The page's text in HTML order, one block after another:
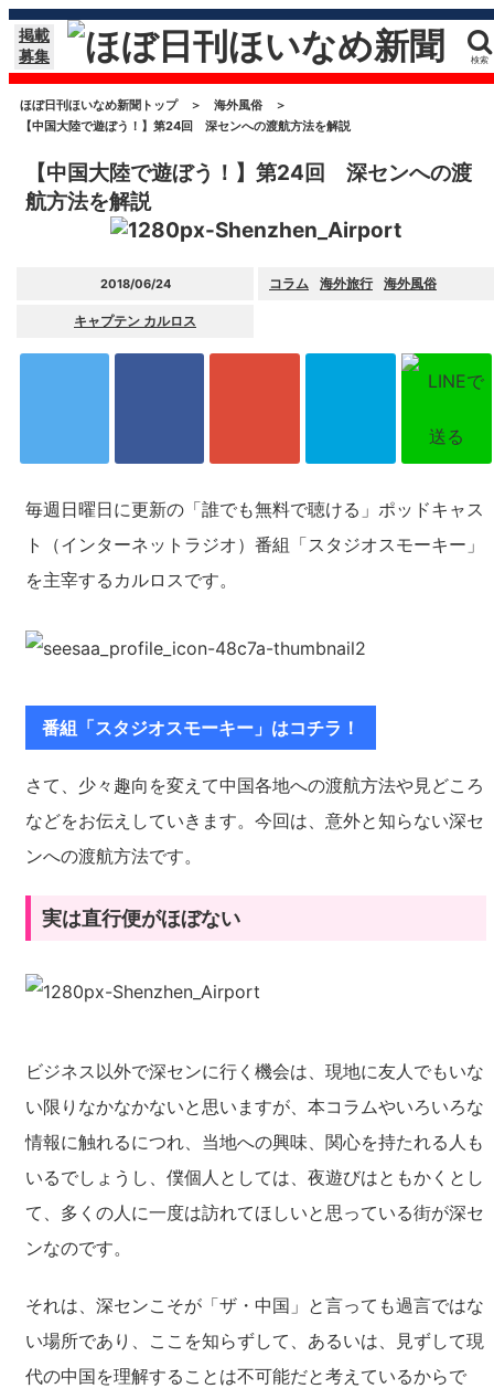
掲載
募集
検索
ほぼ日刊ほいなめ新聞トップ ＞ 海外風俗
＞
【中国大陸で遊ぼう！】第24回 深センへの渡航方法を解説
【中国大陸で遊ぼう！】第24回 深センへの渡
航方法を解説
2018/06/24 コラム 海外旅行 海外風俗
キャプテン カルロス
毎週日曜日に更新の「誰でも無料で聴ける」ポッドキャス
ト（インターネットラジオ）番組「スタジオスモーキー」
を主宰するカルロスです。
番組「スタジオスモーキー」はコチラ！
さて、少々趣向を変えて中国各地への渡航方法や見どころ
などをお伝えしていきます。今回は、意外と知らない深セ
ンへの渡航方法です。
実は直行便がほぼない
ビジネス以外で深センに行く機会は、現地に友人でもいな
い限りなかなかないと思いますが、本コラムやいろいろな
情報に触れるにつれ、当地への興味、関心を持たれる人も
いるでしょうし、僕個人としては、夜遊びはともかくとし
て、多くの人に一度は訪れてほしいと思っている街が深セ
ンなのです。
それは、深センこそが「ザ・中国」と言っても過言ではな
い場所であり、ここを知らずして、あるいは、見ずして現
代の中国を理解することは不可能だと考えているからで